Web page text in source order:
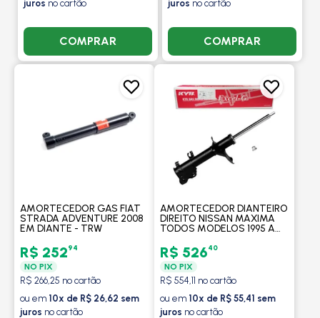
juros no cartão
COMPRAR
juros no cartão
COMPRAR
AMORTECEDOR GAS FIAT
STRADA ADVENTURE 2008
EM DIANTE - TRW
R$ 25294
NO PIX
R$ 266,25 no cartão
ou em 10x de R$ 26,62 sem
juros no cartão
AMORTECEDOR DIANTEIRO
DIREITO NISSAN MAXIMA
TODOS MODELOS 1995 A
R$ 52640
NO PIX
R$ 554,11 no cartão
ou em 10x de R$ 55,41 sem
juros no cartão